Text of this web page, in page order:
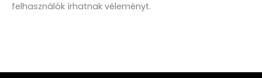
felhasználók írhatnak véleményt.